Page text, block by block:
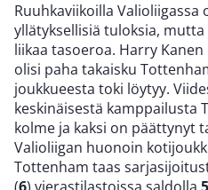
Ruuhkaviikoilla
yllätyksellisiä tuloksia,
liikaa tasoeroa. Harry
olisi paha takaisku
joukkueesta toki löytyy.
keskinäisestä
kolme ja kaksi on päättynyt
Valioliigan huonoin
Tottenham taas